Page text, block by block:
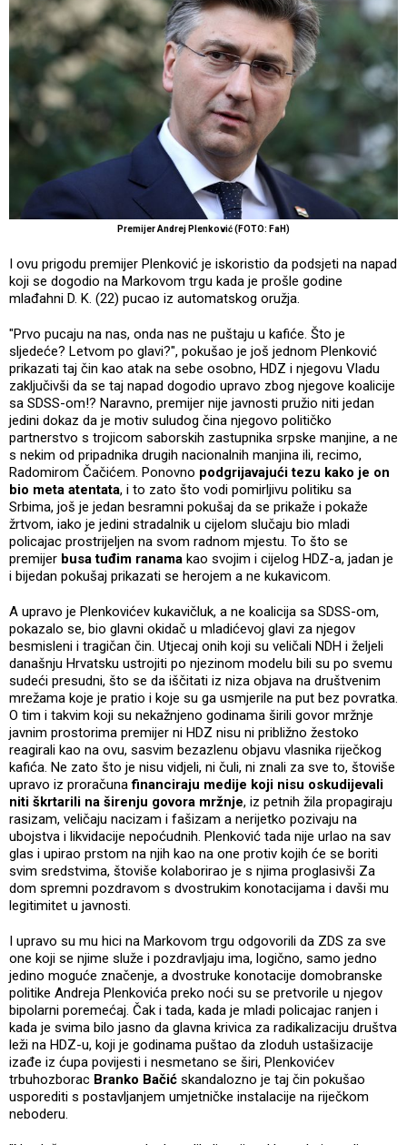
Premijer Andrej Plenković (FOTO: FaH)
I ovu prigodu premijer Plenković je iskoristio da podsjeti na napad
koji se dogodio na Markovom trgu kada je prošle godine
mlađahni D. K. (22) pucao iz automatskog oružja.
"Prvo pucaju na nas, onda nas ne puštaju u kafiće. Što je
sljedeće? Letvom po glavi?", pokušao je još jednom Plenković
prikazati taj čin kao atak na sebe osobno, HDZ i njegovu Vladu
zaključivši da se taj napad dogodio upravo zbog njegove koalicije
sa SDSS-om!? Naravno, premijer nije javnosti pružio niti jedan
jedini dokaz da je motiv suludog čina njegovo političko
partnerstvo s trojicom saborskih zastupnika srpske manjine, a ne
s nekim od pripadnika drugih nacionalnih manjina ili, recimo,
Radomirom Čačićem. Ponovno podgrijavajući tezu kako je on
bio meta atentata, i to zato što vodi pomirljivu politiku sa
Srbima, još je jedan besramni pokušaj da se prikaže i pokaže
žrtvom, iako je jedini stradalnik u cijelom slučaju bio mladi
policajac prostrijeljen na svom radnom mjestu. To što se
premijer busa tuđim ranama kao svojim i cijelog HDZ-a, jadan je
i bijedan pokušaj prikazati se herojem a ne kukavicom.
A upravo je Plenkovićev kukavičluk, a ne koalicija sa SDSS-om,
pokazalo se, bio glavni okidač u mladićevoj glavi za njegov
besmisleni i tragičan čin. Utjecaj onih koji su veličali NDH i željeli
današnju Hrvatsku ustrojiti po njezinom modelu bili su po svemu
sudeći presudni, što se da iščitati iz niza objava na društvenim
mrežama koje je pratio i koje su ga usmjerile na put bez povratka.
O tim i takvim koji su nekažnjeno godinama širili govor mržnje
javnim prostorima premijer ni HDZ nisu ni približno žestoko
reagirali kao na ovu, sasvim bezazlenu objavu vlasnika riječkog
kafića. Ne zato što je nisu vidjeli, ni čuli, ni znali za sve to, štoviše
upravo iz proračunafinanciraju medije koji nisu oskudijevali
niti škrtarili na širenju govora mržnje, iz petnih žila propagiraju
rasizam, veličaju nacizam i fašizam a nerijetko pozivaju na
ubojstva i likvidacije nepoćudnih. Plenković tada nije urlao na sav
glas i upirao prstom na njih kao na one protiv kojih će se boriti
svim sredstvima, štoviše kolaborirao je s njima proglasivši Za
dom spremni pozdravom s dvostrukim konotacijama i davši mu
legitimitet u javnosti.
I upravo su mu hici na Markovom trgu odgovorili da ZDS za sve
one koji se njime služe i pozdravljaju ima, logično, samo jedno
jedino moguće značenje, a dvostruke konotacije domobranske
politike Andreja Plenkovića preko noći su se pretvorile u njegov
bipolarni poremećaj. Čak i tada, kada je mladi policajac ranjen i
kada je svima bilo jasno da glavna krivica za radikalizaciju društva
leži na HDZ-u, koji je godinama puštao da zloduh ustašizacije
izađe iz ćupa povijesti i nesmetano se širi, Plenkovićev
trbuhozborac Branko Bačić skandalozno je taj čin pokušao
usporediti s postavljanjem umjetničke instalacije na riječkom
neboderu.